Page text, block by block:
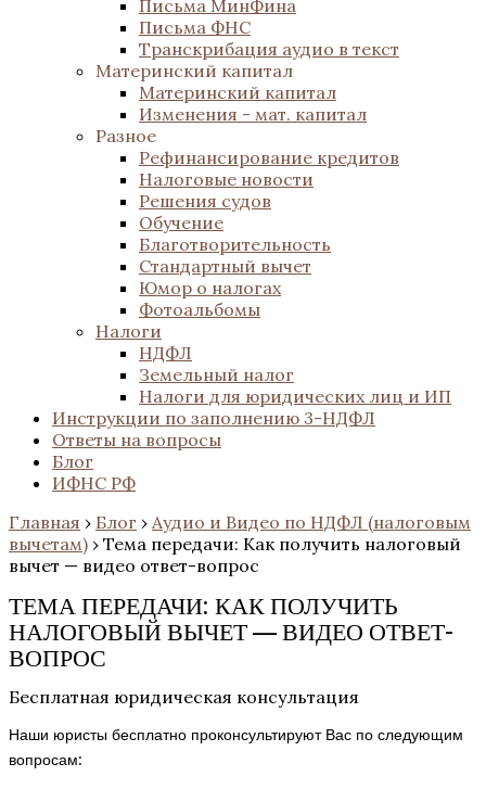
Письма МинФина
Письма ФНС
Транскрибация аудио в текст
Материнский капитал
Материнский капитал
Изменения - мат. капитал
Разное
Рефинансирование кредитов
Налоговые новости
Решения судов
Обучение
Благотворительность
Стандартный вычет
Юмор о налогах
Фотоальбомы
Налоги
НДФЛ
Земельный налог
Налоги для юридических лиц и ИП
Инструкции по заполнению 3-НДФЛ
Ответы на вопросы
Блог
ИФНС РФ
Главная › Блог › Аудио и Видео по НДФЛ (налоговым
вычетам) › Тема передачи: Как получить налоговый
вычет — видео ответ-вопрос
ТЕМА ПЕРЕДАЧИ: КАК ПОЛУЧИТЬ
НАЛОГОВЫЙ ВЫЧЕТ — ВИДЕО ОТВЕТ-
ВОПРОС
Бесплатная юридическая консультация
Наши юристы бесплатно проконсультируют Вас по следующим
вопросам: